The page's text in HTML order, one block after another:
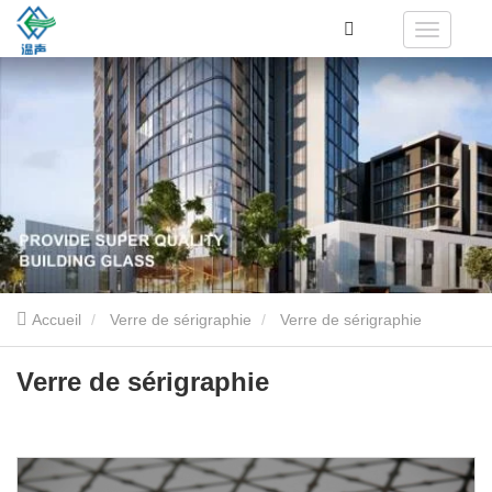
Accueil Verre de sérigraphie Verre de sérigraphie
Verre de sérigraphie